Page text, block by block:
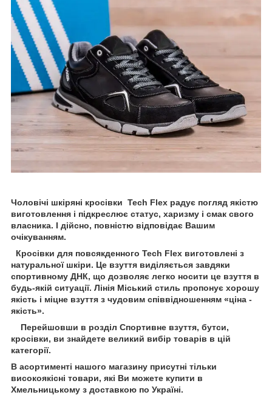
Чоловічі шкіряні кросівки Tech Flex радує погляд якістю
виготовлення і підкреслює статус, харизму і смак свого
власника. І дійсно, повністю відповідає Вашим
очікуванням.
Кросівки для повсякденного Tech Flex виготовлені з
натуральної шкіри. Це взуття виділяється завдяки
спортивному ДНК, що дозволяє легко носити це взуття в
будь-якій ситуації. Лінія Міський стиль пропонує хорошу
якість і міцне взуття з чудовим співвідношенням «ціна -
якість».
Перейшовши в розділ Спортивне взуття, бутси,
кросівки, ви знайдете великий вибір товарів в цій
категорії.
В асортименті нашого магазину присутні тільки
високоякісні товари, які Ви можете купити в
Хмельницькому з доставкою по Україні.